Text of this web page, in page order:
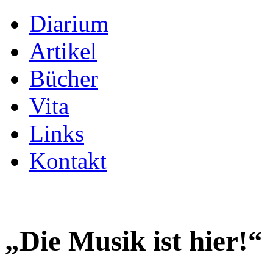
Diarium
Artikel
Bücher
Vita
Links
Kontakt
„Die Musik ist hier!“